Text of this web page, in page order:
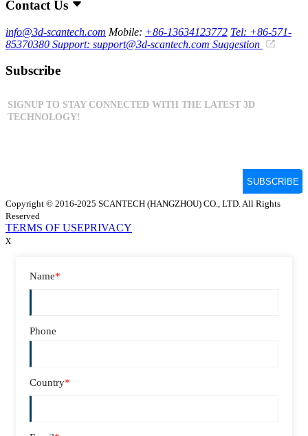
Contact Us
info@3d-scantech.com Mobile: +86-13634123772 Tel: +86-571-
85370380 Support: support@3d-scantech.com Suggestion
Subscribe
Copyright © 2016-2025 SCANTECH (HANGZHOU) CO., LTD. All Rights
Reserved
TERMS OF USEPRIVACY
x
Name*
Phone
Country*